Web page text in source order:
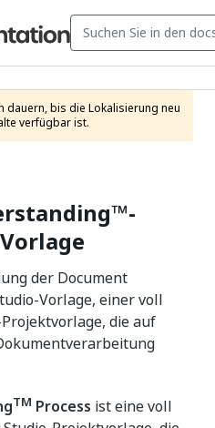
dauern, bis die Lokalisierung neu
verfügbar ist.
der Document
Vorlage, einer voll
die auf
TM Process ist eine voll